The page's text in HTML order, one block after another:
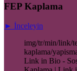
FEP Kaplama
► İnceleyin
img/tr/min/link/
kaplama/
Link in Bio -